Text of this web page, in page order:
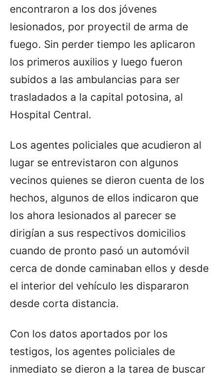
encontraron a los dos jóvenes
lesionados, por proyectil de arma de
fuego. Sin perder tiempo les aplicaron
los primeros auxilios y luego fueron
subidos a las ambulancias para ser
trasladados a la capital potosina, al
Hospital Central.
Los agentes policiales que acudieron al
lugar se entrevistaron con algunos
vecinos quienes se dieron cuenta de los
hechos, algunos de ellos indicaron que
los ahora lesionados al parecer se
dirigían a sus respectivos domicilios
cuando de pronto pasó un automóvil
cerca de donde caminaban ellos y desde
el interior del vehículo les dispararon
desde corta distancia.
Con los datos aportados por los
testigos, los agentes policiales de
inmediato se dieron a la tarea de buscar